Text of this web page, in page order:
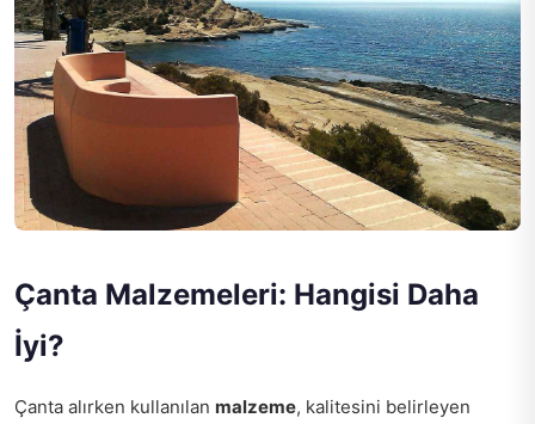
Çanta Malzemeleri: Hangisi Daha
İyi?
Çanta alırken kullanılan malzeme, kalitesini belirleyen